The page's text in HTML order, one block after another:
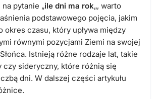
pytanie „ile dni ma rok„, warto
podstawowego pojęcia, jakim
okres czasu, który upływa między
równymi pozycjami Ziemi na swojej
Istnieją różne rodzaje lat, takie
czy sideryczny, które różnią się
dni. W dalszej części artykułu